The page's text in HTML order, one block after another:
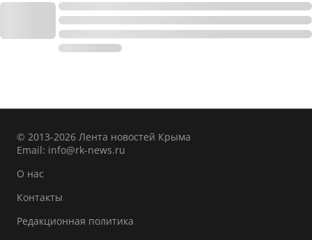
© 2013-2026 Лента новостей Крыма
Email: info@rk-news.ru
О нас
Контакты
Редакционная политика